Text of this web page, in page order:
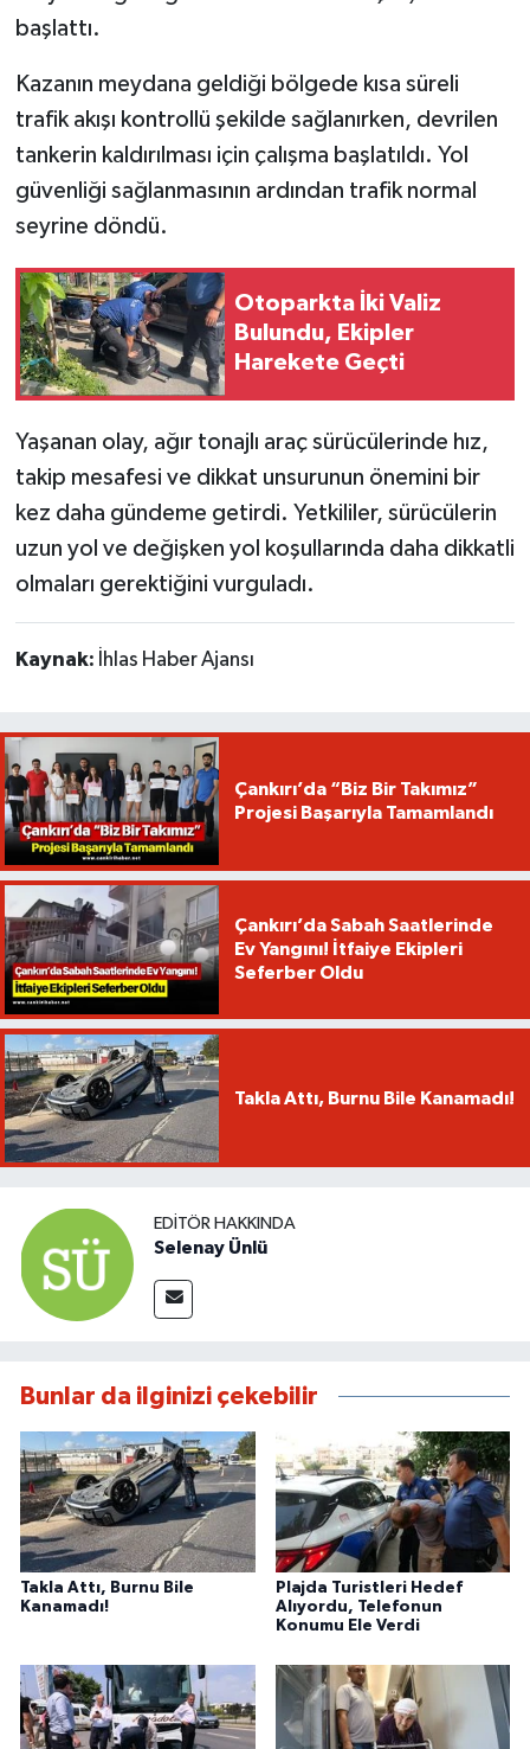
başlattı.
Kazanın meydana geldiği bölgede kısa süreli
trafik akışı kontrollü şekilde sağlanırken, devrilen
tankerin kaldırılması için çalışma başlatıldı. Yol
güvenliği sağlanmasının ardından trafik normal
seyrine döndü.
Otoparkta İki Valiz
Bulundu, Ekipler
Harekete Geçti
Yaşanan olay, ağır tonajlı araç sürücülerinde hız,
takip mesafesi ve dikkat unsurunun önemini bir
kez daha gündeme getirdi. Yetkililer, sürücülerin
uzun yol ve değişken yol koşullarında daha dikkatli
olmaları gerektiğini vurguladı.
Kaynak: İhlas Haber Ajansı
Çankırı’da “Biz Bir Takımız”
Projesi Başarıyla Tamamlandı
Çankırı’da Sabah Saatlerinde
Ev Yangını! İtfaiye Ekipleri
Seferber Oldu
Takla Attı, Burnu Bile Kanamadı!
EDITÖR HAKKINDA
Selenay Ünlü
Bunlar da ilginizi çekebilir
Takla Attı, Burnu Bile
Kanamadı!
Plajda Turistleri Hedef
Alıyordu, Telefonun
Konumu Ele Verdi